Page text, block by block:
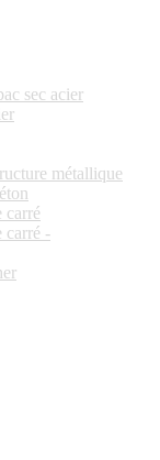
sec acier
métallique
carré
carré -